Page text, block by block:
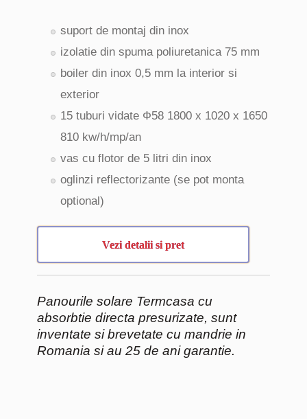
suport de montaj din inox
izolatie din spuma poliuretanica 75 mm
boiler din inox 0,5 mm la interior si
exterior
15 tuburi vidate Ф58 1800 x 1020 x 1650
810 kw/h/mp/an
vas cu flotor de 5 litri din inox
oglinzi reflectorizante (se pot monta
optional)
Vezi detalii si pret
Panourile solare Termcasa cu
absorbtie directa presurizate, sunt
inventate si brevetate cu mandrie in
Romania si au 25 de ani garantie.